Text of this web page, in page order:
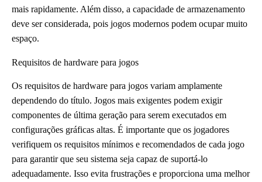
mais rapidamente. Além disso, a capacidade de armazenamento
deve ser considerada, pois jogos modernos podem ocupar muito
espaço.
Requisitos de hardware para jogos
Os requisitos de hardware para jogos variam amplamente
dependendo do título. Jogos mais exigentes podem exigir
componentes de última geração para serem executados em
configurações gráficas altas. É importante que os jogadores
verifiquem os requisitos mínimos e recomendados de cada jogo
para garantir que seu sistema seja capaz de suportá-lo
adequadamente. Isso evita frustrações e proporciona uma melhor